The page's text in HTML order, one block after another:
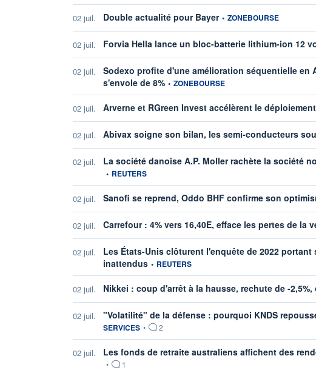
02 juil. Double actualité pour Bayerinformation fournie par
• ZONEBOURSE
02 juil. Forvia Hella lance un bloc-batterie lithium-ion 12
02 juil.
Sodexo profite d'une amélioration séquentielle en
s'envole de 8% information fournie par
• ZONEBOURSE
02 juil. Arverne et RGreen Invest accélèrent le
02 juil. Abivax soigne son bilan, les semi-conducteurs
02 juil. La société danoise A.P. Moller rachète la société
• REUTERS
02 juil. Sanofi se reprend, Oddo BHF confirme son
02 juil. Carrefour : 4% vers 16,40E, efface les pertes de la
02 juil.
Les États-Unis clôturent l'enquête de 2022
inattendus information fournie par
• REUTERS
02 juil. Nikkei : coup d'arrêt à la hausse, rechute de -2,5%,
02 juil. "Volatilité" de la défense : pourquoi KNDS
SERVICES • 2
02 juil. Les fonds de retraite australiens affichent des
• 1